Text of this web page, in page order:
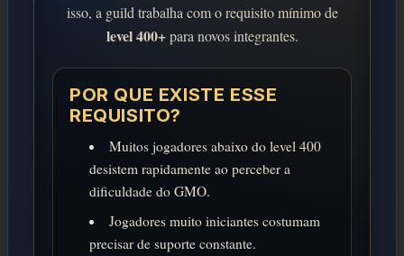
isso, a guild trabalha com o requisito mínimo de
level 400+para novos integrantes.
POR QUE EXISTE ESSE
REQUISITO?
Muitos jogadores abaixo do level 400
desistem rapidamente ao perceber a
dificuldade do GMO.
Jogadores muito iniciantes costumam
precisar de suporte constante.